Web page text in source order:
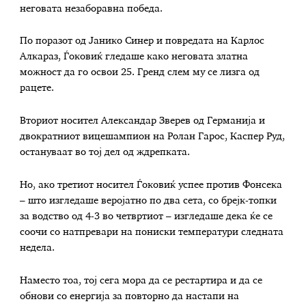
неговата незаборавна победа.
По поразот од Јанико Синер и повредата на Карлос
Алкараз, Ѓоковиќ гледаше како неговата златна
можност да го освои 25. Гренд слем му се лизга од
рацете.
Вториот носител Александар Зверев од Германија и
двократниот вицешампион на Ролан Гарос, Каспер Руд,
остануваат во тој дел од ждрепката.
Но, ако третиот носител Ѓоковиќ успее против Фонсека
– што изгледаше веројатно по два сета, со брејк-топки
за водство од 4-3 во четвртиот – изгледаше дека ќе се
соочи со натпревари на пониски температури следната
недела.
Наместо тоа, тој сега мора да се рестартира и да се
обнови со енергија за повторно да настапи на